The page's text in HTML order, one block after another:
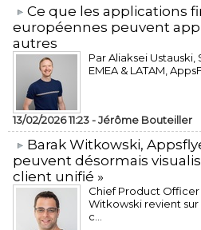
​Ce que les applications
européennes peuvent
autres
Par Aliaksei
EMEA & LATAM,
13/02/2026 11:23 -Jérôme Bouteiller
​Barak Witkowski,
peuvent désormais
client unifié »
Chief Product Officer
Witkowski revient
c...